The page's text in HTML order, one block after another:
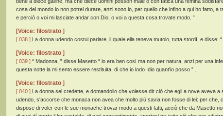
cosa del mondo io non potrei durare, anzi sono io, per quello che infino a qui ho fatto, a
e perciò o voi mi lasciate andar con Dio, o voi a questa cosa trovate modo. ”
[Voice: filostrato ]
[ 038 ] La donna udendo costui parlare, il quale ella teneva mutolo, tutta stordí, e disse:
[Voice: filostrato ]
[ 039 ] “ Madonna, ” disse Masetto “ io era ben cosí ma non per natura, anzi per una
questa notte la mi sento essere restituita, di che io lodo Idio quant'io posso ” .
[Voice: filostrato ]
[ 040 ] La donna sel credette, e domandollo che volesse dir ciò che egli a nove aveva
udendo, s'accorse che monaca non avea che molto piú savia non fosse di lei: per che,
dispose di voler con le sue monache trovar modo a questi fatti, acciò che da Masetto